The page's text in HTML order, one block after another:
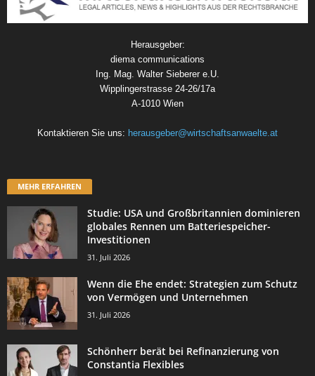
Herausgeber:
diema communications
Ing. Mag. Walter Sieberer e.U.
Wipplingerstrasse 24-26/17a
A-1010 Wien
Kontaktieren Sie uns: herausgeber@wirtschaftsanwaelte.at
MEHR ERFAHREN
Studie: USA und Großbritannien dominieren
globales Rennen um Batteriespeicher-
Investitionen
31. Juli 2026
Wenn die Ehe endet: Strategien zum Schutz
von Vermögen und Unternehmen
31. Juli 2026
Schönherr berät bei Refinanzierung von
Constantia Flexibles